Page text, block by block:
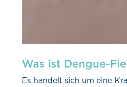
Was ist Dengue-
Es handelt sich um eine